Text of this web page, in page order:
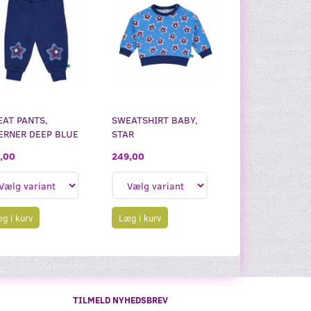
PANTS,
DEEP BLUE
i kurv
SWEATSHIRT BABY,
STAR
249,00
Læg i kurv
TILMELD NYHEDSBREV